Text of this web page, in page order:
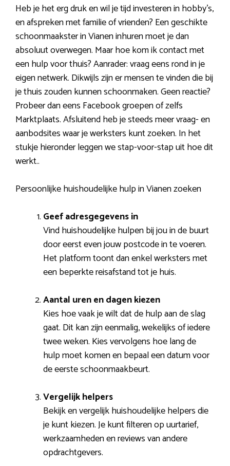
Heb je het erg druk en wil je tijd investeren in hobby’s,
en afspreken met familie of vrienden? Een geschikte
schoonmaakster in Vianen inhuren moet je dan
absoluut overwegen. Maar hoe kom ik contact met
een hulp voor thuis? Aanrader: vraag eens rond in je
eigen netwerk. Dikwijls zijn er mensen te vinden die bij
je thuis zouden kunnen schoonmaken. Geen reactie?
Probeer dan eens Facebook groepen of zelfs
Marktplaats. Afsluitend heb je steeds meer vraag- en
aanbodsites waar je werksters kunt zoeken. In het
stukje hieronder leggen we stap-voor-stap uit hoe dit
werkt..
Persoonlijke huishoudelijke hulp in Vianen zoeken
Geef adresgegevens in
Vind huishoudelijke hulpen bij jou in de buurt
door eerst even jouw postcode in te voeren.
Het platform toont dan enkel werksters met
een beperkte reisafstand tot je huis.
Aantal uren en dagen kiezen
Kies hoe vaak je wilt dat de hulp aan de slag
gaat. Dit kan zijn eenmalig, wekelijks of iedere
twee weken. Kies vervolgens hoe lang de
hulp moet komen en bepaal een datum voor
de eerste schoonmaakbeurt.
Vergelijk helpers
Bekijk en vergelijk huishoudelijke helpers die
je kunt kiezen. Je kunt filteren op uurtarief,
werkzaamheden en reviews van andere
opdrachtgevers.